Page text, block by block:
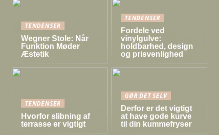
TENDENSER
Wegner Stole: Når
Funktion Møder
Æstetik
TENDENSER
Fordele ved
vinylgulve:
holdbarhed, design
og prisvenlighed
TENDENSER
Hvorfor slibning af
terrasse er vigtigt
GØR DET SELV
Derfor er det vigtigt
at have gode kurve
til din kummefryser